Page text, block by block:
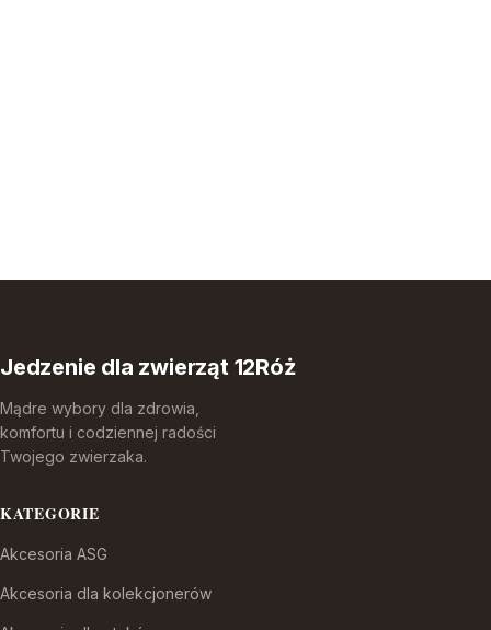
Jedzenie dla zwierząt 12Róż
Mądre wybory dla zdrowia,
komfortu i codziennej radości
Twojego zwierzaka.
KATEGORIE
Akcesoria ASG
Akcesoria dla kolekcjonerów